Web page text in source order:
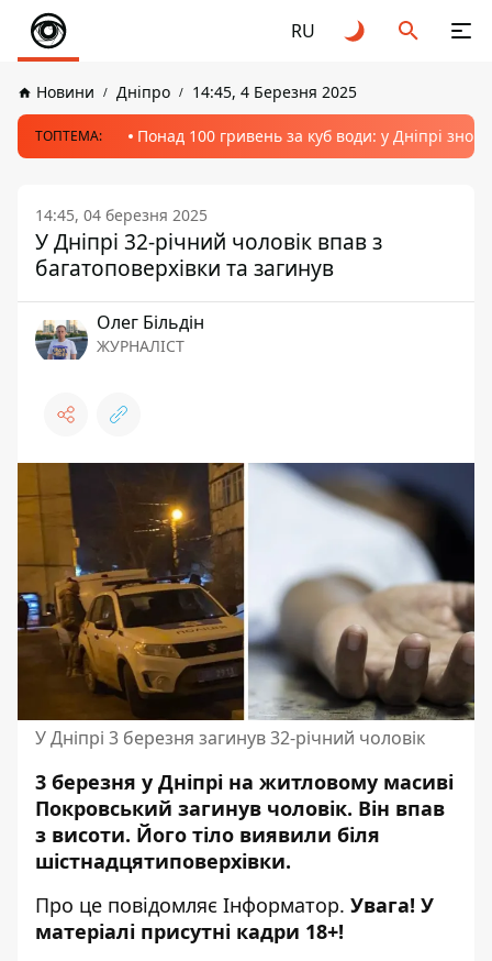
RU
Новини Дніпро 14:45, 4 Березня 2025
ТОПТЕМА: Понад 100 гривень за куб води: у Дніпрі
14:45, 04 березня 2025
У Дніпрі 32-річний чоловік впав з
багатоповерхівки та загинув
Олег Більдін
ЖУРНАЛІСТ
У Дніпрі 3 березня загинув 32-річний чоловік
3 березня у Дніпрі на житловому масиві
Покровський загинув чоловік. Він впав
з висоти. Його тіло виявили біля
шістнадцятиповерхівки.
Про це повідомляє Інформатор. Увага! У
матеріалі присутні кадри 18+!